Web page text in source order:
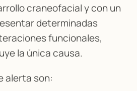
craneofacial y con un
determinadas
funcionales,
la única causa.
alerta son: